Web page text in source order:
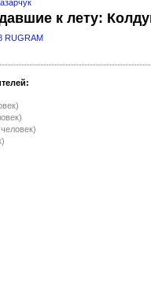
к лету:
RUGRAM